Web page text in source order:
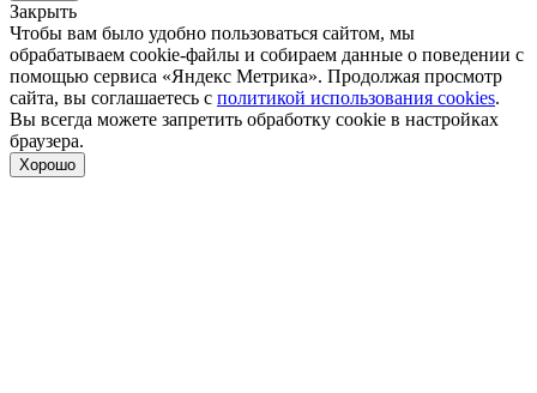
Закрыть
Чтобы вам было удобно пользоваться сайтом, мы
обрабатываем cookie-файлы и собираем данные о поведении с
помощью сервиса «Яндекс Метрика». Продолжая просмотр
сайта, вы соглашаетесь с политикой использования cookies.
Вы всегда можете запретить обработку cookie в настройках
браузера.
Хорошо